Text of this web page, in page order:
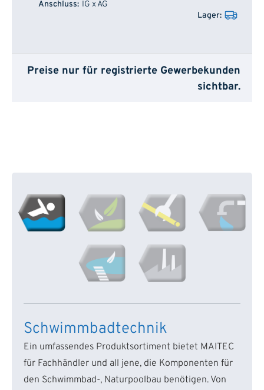
IG x AG
Preise nur für registrierte Gewerbekunden
sichtbar.
Schwimmbadtechnik
Ein umfassendes Produktsortiment bietet MAITEC
für Fachhändler und all jene, die Komponenten für
den Schwimmbad-, Naturpoolbau benötigen. Von